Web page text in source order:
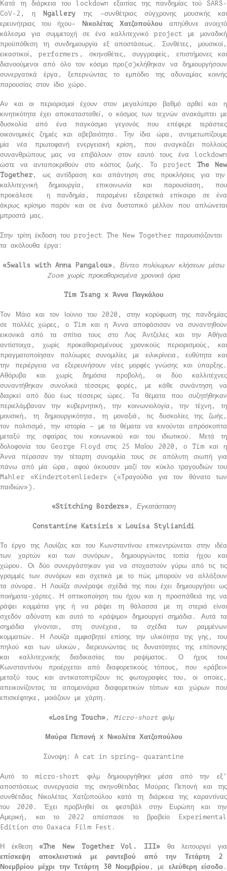
Κατά τη διάρκεια του lockdown εξαιτίας της πανδημίας τού SARS-
CoV-2, η
Ngallery της –συνθέτριας σύγχρονης μουσικής και
ερευνήτριας του ήχου–
Νικολέτας Χατζοπούλου απηύθυνε ανοιχτό
κάλεσμα για συμμετοχή σε ένα καλλιτεχνικό project με μοναδική
προϋπόθεση τη συνδημιουργία εξ αποστάσεως. Συνθέτες, μουσικοί,
εικαστικοί, performers, σκηνοθέτες, συγγραφείς, επιστήμονες και
διανοούμενοι από όλο τον κόσμο προ(σ)κλήθηκαν να δημιουργήσουν
συνεργατικά έργα, ξεπερνώντας το εμπόδιο της αδυναμίας κοινής
παρουσίας στον ίδιο χώρο.
Αν και οι περιορισμοί έχουν στον μεγαλύτερο βαθμό αρθεί και η
κινητικότητα έχει αποκατασταθεί, ο κόσμος των τεχνών ανακάμπτει με
δυσκολία από ένα παγκόσμιο γεγονός που επέφερε τεράστιες
οικονομικές ζημιές και αβεβαιότητα. Την ίδια ώρα, αντιμετωπίζουμε
μία νέα πρωτοφανή ενεργειακή κρίση, που αναγκάζει πολλούς
συνανθρώπους μας να επιβάλουν στον εαυτό τους ένα lockdown
ώστε να ανταποκριθούν στο κόστος ζωής. Το project TheNew
Together, ως αντίδραση και απάντηση στις προκλήσεις για την
καλλιτεχνική δημιουργία, επικοινωνία και παρουσίαση, που
προκάλεσε η πανδημία, παραμένει εξαιρετικά επίκαιρο σε ένα
άκρως κρίσιμο παρόν και σε ένα δυστοπικό μέλλον που απλώνεται
μπροστά μας.
Στην τρίτη έκδοση του project The New Together παρουσιάζονται
τα ακόλουθα έργα:
«5walls with Anna Pangalou» , Βίντεο πολύωρων κλήσεων μέσω
Zoomχωρίς προκαθορισμένα χρονικά όρια
TimTsangxΆννα Παγκάλου
Τον Μάιο και τον Ιούνιο του 2020, στην κορύφωση της πανδημίας
σε πολλές χώρες, ο Tim και η Άννα αποφάσισαν να συναντηθούν
εικονικά από τα σπίτια τους στο Λος Άντζελες και την Αθήνα
αντίστοιχα, χωρίς προκαθορισμένους χρονικούς περιορισμούς, και
πραγματοποίησαν πολύωρες συνομιλίες με ειλικρίνεια, ευθύτητα και
την περιέργεια να εξερευνήσουν νέες μορφές γνώσης και ύπαρξης.
Αθόρυβα και χωρίς δημόσια προβολή, οι δύο καλλιτέχνες
συναντήθηκαν συνολικά τέσσερις φορές, με κάθε συνάντηση να
διαρκεί από δύο έως τέσσερις ώρες. Τα θέματα που συζητήθηκαν
περιελάμβαναν την κυβερνητική, την κοινωνιολογία, την τέχνη, τη
μουσική, τη δημιουργικότητα, τη μοναξιά, τις δυσκολίες της ζωής,
τον πολιτισμό, την ιστορία – με τα θέματα να κινούνται απρόσκοπτα
μεταξύ της σφαίρας του κοινωνικού και του ιδιωτικού. Μετά τη
δολοφονία του George Floyd στις 25 Μαΐου 2020, ο Tim και η
Άννα πέρασαν την τέταρτη συνομιλία τους σε απόλυτη σιωπή για
πάνω από μία ώρα, αφού άκουσαν μαζί τον κύκλο τραγουδιών του
Mahler «Kindertotenlieder» («Τραγούδια για τον θάνατο των
παιδιών»).
«Stitching Borders», Εγκατάσταση
Constantine Katsiris x Louisa Stylianidi
Το έργο της Λουίζας και του Κωνσταντίνου επικεντρώνεται στην ιδέα
των χαρτών και των συνόρων, δημιουργώντας τοπία ήχου και
χώρου. Οι δύο συνεργάστηκαν για να στοχαστούν γύρω από τις τις
γραμμές των συνόρων και σχετικά με το πώς μπορούν να αλλάξουν
τα σύνορα. Η Λουίζα συνέραψε σχέδιά της που έχει δημιουργήσει ως
ποιήματα-χάρτες. Η οπτικοποίηση του ήχου και η προσπάθειά της να
ράψει κομμάτια γης ή να ράψει τη θάλασσα με τη στεριά είναι
σχεδόν αδύνατη και αυτό το «ράψιμο» δημιουργεί σημάδια. Αυτά τα
σημάδια γίνονται, στη συνέχεια, τα σχέδια των ραμμένων
κομματιών. Η Λουίζα αμφισβητεί επίσης την υλικότητα της γης, του
πηλού και των υλικών, διερευνώντας τις δυνατότητες της επίπονης
και καλλιτεχνικής διαδικασίας του ραψίματος. Ο ήχος του
Κωνσταντίνου προέρχεται από διαφορετικούς τόπους, που «ράβει»
μεταξύ τους και αντικατοπτρίζουν τις φωτογραφίες του, οι οποίες,
απεικονίζοντας τα απομεινάρια διαφορετικών τόπων και χώρων που
επισκέφτηκε, μοιάζουν με χάρτη.
«Losing Touch» , Micro-short φιλμ
Μαύρα Πεπονή xΝικολέτα Χατζοπούλου
Σύνοψη: A cat in spring– quarantine
Αυτό το micro-short φιλμ δημιουργήθηκε μέσα από την εξ’
αποστάσεως συνεργασία της σκηνοθέτιδας Μαύρας Πεπονή και της
συνθέτιδας Νικολέτας Χατζοπούλου κατά τη διάρκεια της καραντίνας
του 2020. Έχει προβληθεί σε φεστιβάλ στην Ευρώπη και την
Αμερική, και το 2022 απέσπασε το βραβείο Experimental
Edition στο Oaxaca Film Fest.
Η έκθεση «The New Together Vol. III» θα λειτουργεί για
επίσκεψη αποκλειστικά με ραντεβού
από την Τετάρτη 2
Νοεμβρίου μέχρι την Τετάρτη 30 Νοεμβρίου , με ελεύθερη είσοδο .